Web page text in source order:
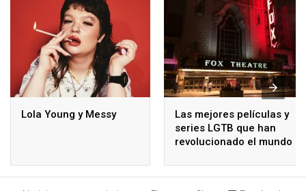
Lola Young y Messy
Las mejores películas y
series LGTB que han
revolucionado el mundo